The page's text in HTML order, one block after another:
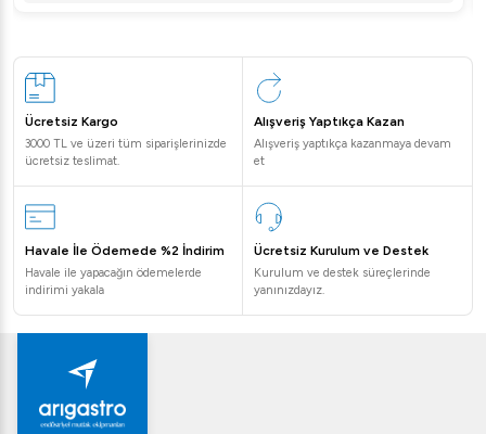
Ücretsiz Kargo
3000 TL ve üzeri tüm siparişlerinizde
ücretsiz teslimat.
Alışveriş Yaptıkça Kazan
Alışveriş yaptıkça kazanmaya devam
et
Havale İle Ödemede %2 İndirim
Havale ile yapacağın ödemelerde
indirimi yakala
Ücretsiz Kurulum ve Destek
Kurulum ve destek süreçlerinde
yanınızdayız.